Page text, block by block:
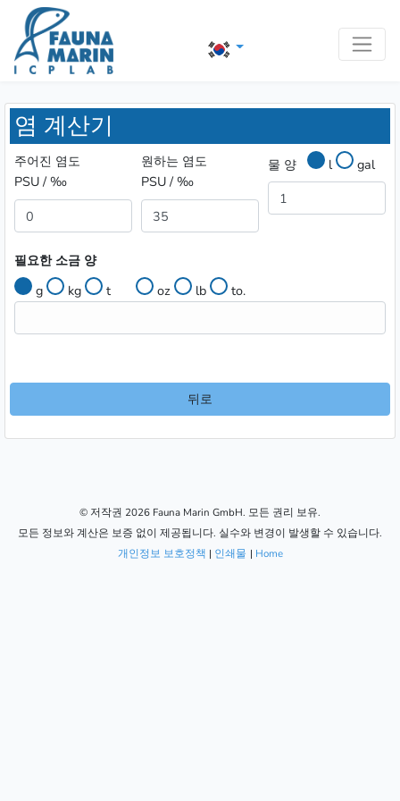
염 계산기
주어진 염도
PSU / ‰
원하는 염도
PSU / ‰
물 양 l gal
필요한 소금 양
g
kg t oz lb to.
뒤로
© 저작권 2026 Fauna Marin GmbH. 모든 권리 보유.
모든 정보와 계산은 보증 없이 제공됩니다. 실수와 변경이 발생할 수 있습니다.
개인정보 보호정책 | 인쇄물 | Home